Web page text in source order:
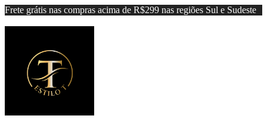
Frete grátis nas compras acima de R$299 nas regiões Sul e Sudeste